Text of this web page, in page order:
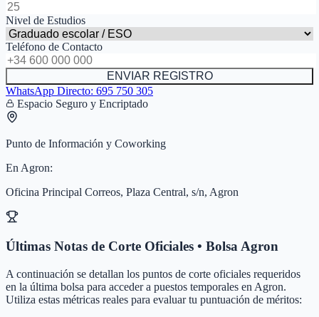
Nivel de Estudios
Teléfono de Contacto
ENVIAR REGISTRO
WhatsApp Directo: 695 750 305
Espacio Seguro y Encriptado
Punto de Información y Coworking
En Agron:
Oficina Principal Correos, Plaza Central, s/n, Agron
Últimas Notas de Corte Oficiales • BolsaAgron
A continuación se detallan los puntos de corte oficiales requeridos
en la última bolsa para acceder a puestos temporales en Agron.
Utiliza estas métricas reales para evaluar tu puntuación de méritos: